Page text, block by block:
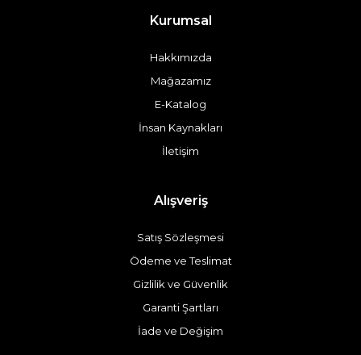
Kurumsal
Hakkımızda
Mağazamız
E-Katalog
İnsan Kaynakları
İletişim
Alışveriş
Satış Sözleşmesi
Ödeme ve Teslimat
Gizlilik ve Güvenlik
Garanti Şartları
İade ve Değişim